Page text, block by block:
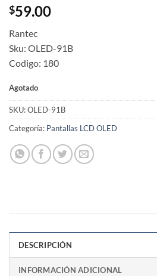
$59.00
Rantec
Sku: OLED-91B
Codigo: 180
Agotado
SKU:OLED-91B
Categoría: Pantallas LCD OLED
DESCRIPCIÓN
INFORMACIÓN ADICIONAL